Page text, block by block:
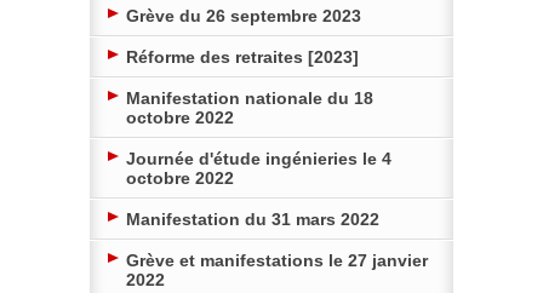
Grève du 26 septembre 2023
Réforme des retraites [2023]
Manifestation nationale du 18
octobre 2022
Journée d'étude ingénieries le 4
octobre 2022
Manifestation du 31 mars 2022
Grève et manifestations le 27 janvier
2022